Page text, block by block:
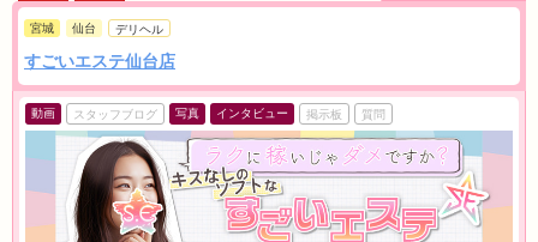
宮城 仙台 デリヘル
すごいエステ仙台店
動画 スタッフブログ 写真 インタビュー 掲示板 質問